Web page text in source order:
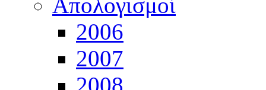
2006
2007
2008